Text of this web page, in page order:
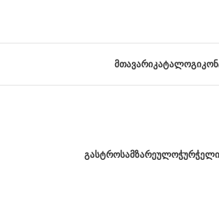
ᲛᲗᲐᲕᲐᲠᲘᲙᲐᲢᲐᲚᲝᲒᲘ
ᲒᲐᲡᲢᲠᲝᲡᲐᲛᲖᲐᲠᲔᲣᲚᲝᲭᲣᲠᲭᲔᲚᲘ